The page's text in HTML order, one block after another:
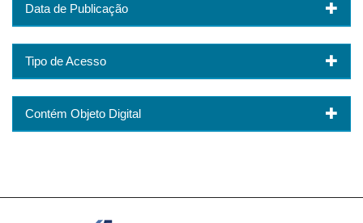
Data de Publicação
Tipo de Acesso
Contém Objeto Digital